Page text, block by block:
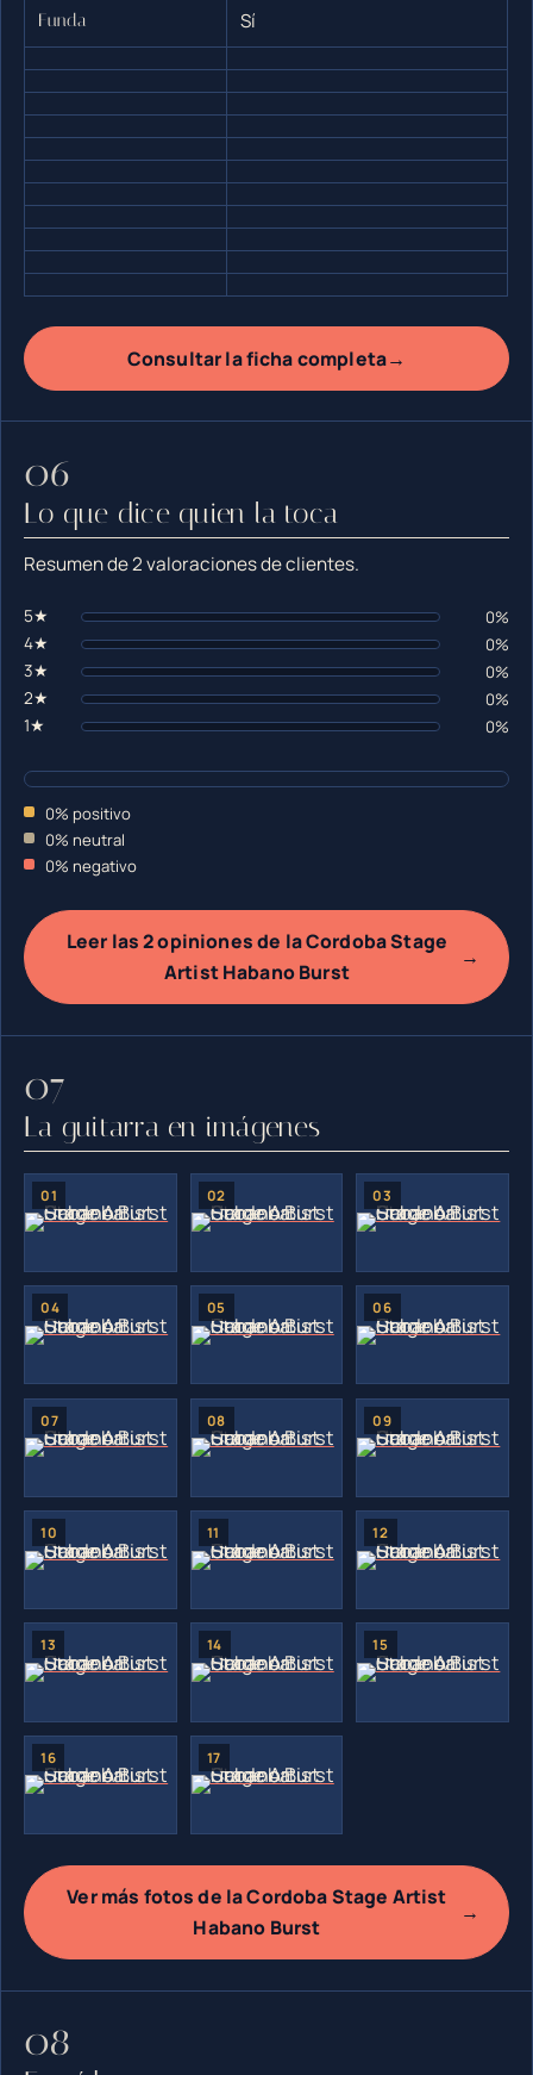
Funda Sí
Consultar la ficha completa→
Lo que dice quien la toca
Resumen de 2 valoraciones de clientes.
5★
0%
4★
0%
3★
0%
2★
0%
1★
0%
0% positivo
0% neutral
0% negativo
Leer las 2 opiniones de la Cordoba Stage
Artist Habano Burst
→
La guitarra en imágenes
Ver más fotos de la Cordoba Stage Artist
Habano Burst
→